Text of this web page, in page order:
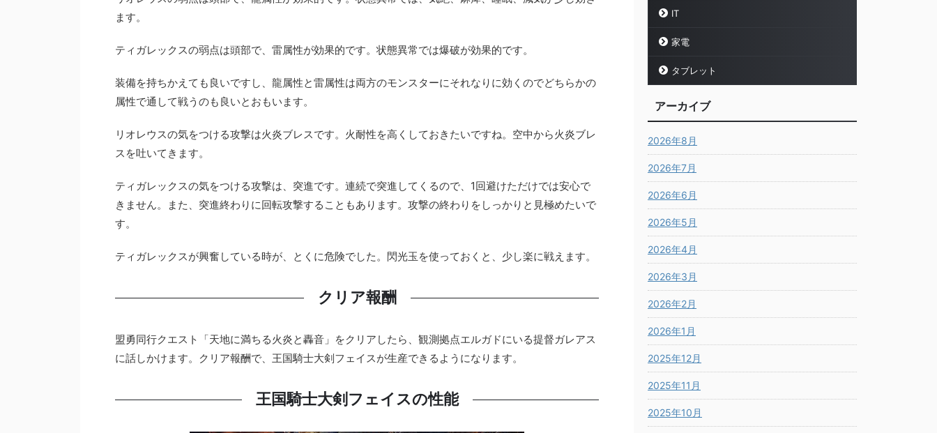
ます。
ティガレックスの弱点は頭部で、雷属性が効果的です。状態異常では爆破が効果的です。
装備を持ちかえても良いですし、龍属性と雷属性は両方のモンスターにそれなりに効くのでどちらかの
属性で通して戦うのも良いとおもいます。
リオレウスの気をつける攻撃は火炎ブレスです。火耐性を高くしておきたいですね。空中から火炎ブレ
スを吐いてきます。
ティガレックスの気をつける攻撃は、突進です。連続で突進してくるので、1回避けただけでは安心で
きません。また、突進終わりに回転攻撃することもあります。攻撃の終わりをしっかりと見極めたいで
す。
ティガレックスが興奮している時が、とくに危険でした。閃光玉を使っておくと、少し楽に戦えます。
クリア報酬
盟勇同行クエスト「天地に満ちる火炎と轟音」をクリアしたら、観測拠点エルガドにいる提督ガレアス
に話しかけます。クリア報酬で、王国騎士大剣フェイスが生産できるようになります。
王国騎士大剣フェイスの性能
IT
家電
タブレット
アーカイブ
2026年8月
2026年7月
2026年6月
2026年5月
2026年4月
2026年3月
2026年2月
2026年1月
2025年12月
2025年11月
2025年10月